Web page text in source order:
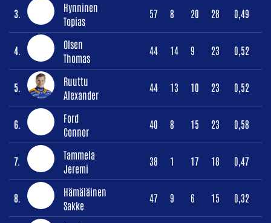
3.
Hynninen
Topias
57 8 20 28 0,49
4.
Olsen
Thomas
44 14 9 23 0,52
5.
Ruuttu
Alexander
44 13 10 23 0,52
6.
Ford
Connor
40 8 15 23 0,58
7.
Tammela
Jeremi
38 1 17 18 0,47
8.
Hämäläinen
Sakke
47 9 6 15 0,32